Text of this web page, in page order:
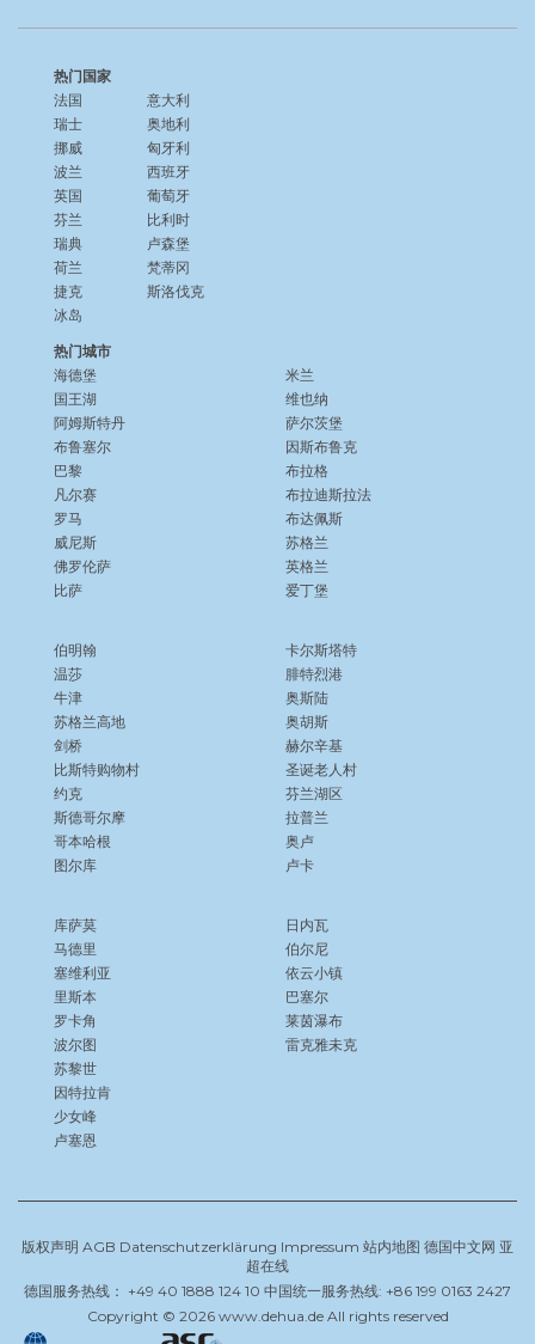
热门国家
法国
瑞士
挪威
波兰
英国
芬兰
瑞典
荷兰
捷克
冰岛
意大利
奥地利
匈牙利
西班牙
葡萄牙
比利时
卢森堡
梵蒂冈
斯洛伐克
热门城市
海德堡
国王湖
阿姆斯特丹
布鲁塞尔
巴黎
凡尔赛
罗马
威尼斯
佛罗伦萨
比萨
米兰
维也纳
萨尔茨堡
因斯布鲁克
布拉格
布拉迪斯拉法
布达佩斯
苏格兰
英格兰
爱丁堡
伯明翰
温莎
牛津
苏格兰高地
剑桥
比斯特购物村
约克
斯德哥尔摩
哥本哈根
图尔库
卡尔斯塔特
腓特烈港
奥斯陆
奥胡斯
赫尔辛基
圣诞老人村
芬兰湖区
拉普兰
奥卢
卢卡
库萨莫
马德里
塞维利亚
里斯本
罗卡角
波尔图
苏黎世
因特拉肯
少女峰
卢塞恩
日内瓦
伯尔尼
依云小镇
巴塞尔
莱茵瀑布
雷克雅未克
版权声明 AGB Datenschutzerklärung Impressum 站内地图 德国中文网 亚
超在线
德国服务热线： +49 40 1888 124 10 中国统一服务热线: +86 199 0163 2427
Copyright © 2026 www.dehua.de All rights reserved